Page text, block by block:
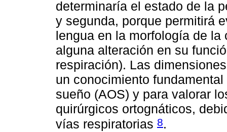
determinaría el estado de la
y segunda, porque permitirá
lengua en la morfología de
alguna alteración en su
respiración). Las
un conocimiento
sueño (AOS) y para valorar
quirúrgicos ortognáticos,
vías respiratorias 8.